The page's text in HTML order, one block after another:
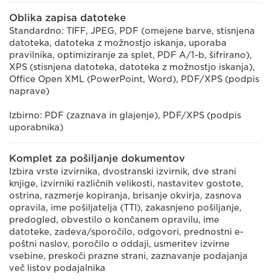
Oblika zapisa datoteke
Standardno: TIFF, JPEG, PDF (omejene barve, stisnjena
datoteka, datoteka z možnostjo iskanja, uporaba
pravilnika, optimiziranje za splet, PDF A/1-b, šifrirano),
XPS (stisnjena datoteka, datoteka z možnostjo iskanja),
Office Open XML (PowerPoint, Word), PDF/XPS (podpis
naprave)
Izbirno: PDF (zaznava in glajenje), PDF/XPS (podpis
uporabnika)
Komplet za pošiljanje dokumentov
Izbira vrste izvirnika, dvostranski izvirnik, dve strani
knjige, izvirniki različnih velikosti, nastavitev gostote,
ostrina, razmerje kopiranja, brisanje okvirja, zasnova
opravila, ime pošiljatelja (TTI), zakasnjeno pošiljanje,
predogled, obvestilo o končanem opravilu, ime
datoteke, zadeva/sporočilo, odgovori, prednostni e-
poštni naslov, poročilo o oddaji, usmeritev izvirne
vsebine, preskoči prazne strani, zaznavanje podajanja
več listov podajalnika